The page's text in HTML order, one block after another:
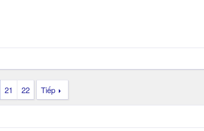
21 22 Tiếp